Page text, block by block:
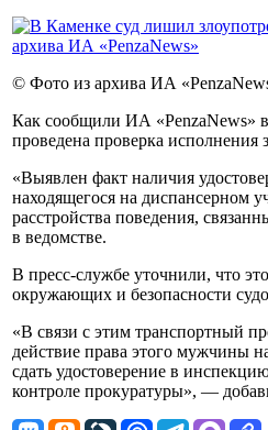
© Фото из архива ИА
Как сообщили ИА «PenzaNews»
проведена проверка исполнения
«Выявлен факт наличия
находящегося на диспансерном
расстройства поведения,
в ведомстве.
В пресс-службе уточнили, что
окружающих и безопасности
«В связи с этим транспортный
действие права этого мужчины
сдать удостоверение в
контроле прокуратуры», —